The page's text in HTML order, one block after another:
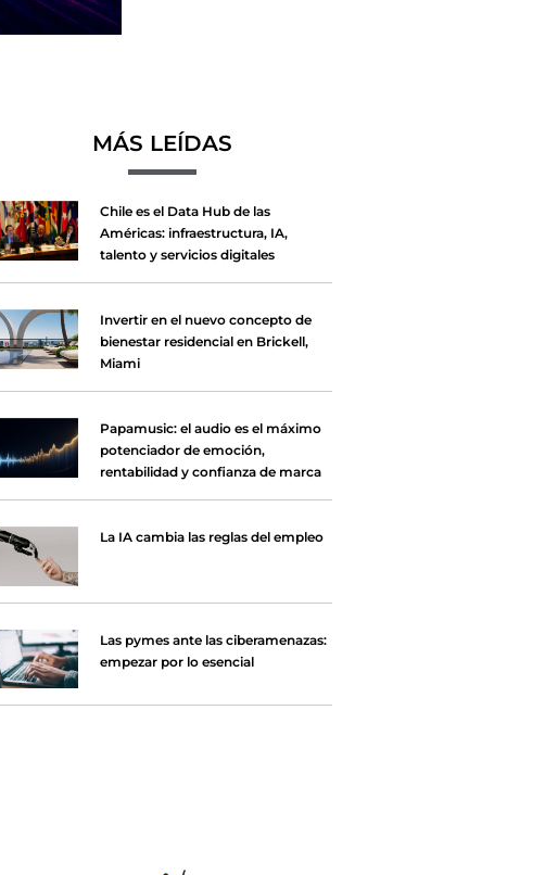
MÁS LEÍDAS
Chile es el Data Hub de las
Américas: infraestructura, IA,
talento y servicios digitales
Invertir en el nuevo concepto de
bienestar residencial en Brickell,
Miami
Papamusic: el audio es el máximo
potenciador de emoción,
rentabilidad y confianza de marca
La IA cambia las reglas del empleo
Las pymes ante las ciberamenazas:
empezar por lo esencial